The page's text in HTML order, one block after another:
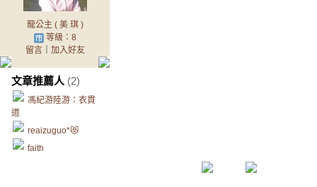
龍公主 ( 美 琪 )
等級：8
留言｜ 加入好友
文章推薦人 (2)
馮紀游陸游：衣貫
道
reaizuguo*😻
faith